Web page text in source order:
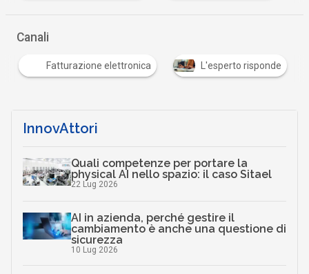
Canali
Fatturazione elettronica L'esperto risponde
InnovAttori
Quali competenze per portare la
physical AI nello spazio: il caso Sitael
22 Lug 2026
AI in azienda, perché gestire il
cambiamento è anche una questione di
sicurezza
10 Lug 2026